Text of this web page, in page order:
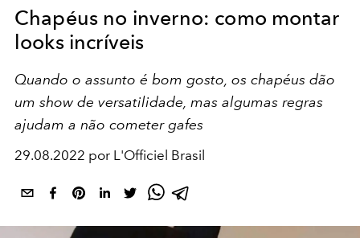
Chapéus no inverno: como montar
looks incríveis
Quando o assunto é bom gosto, os chapéus dão
um show de versatilidade, mas algumas regras
ajudam a não cometer gafes
29.08.2022 por L'Officiel Brasil